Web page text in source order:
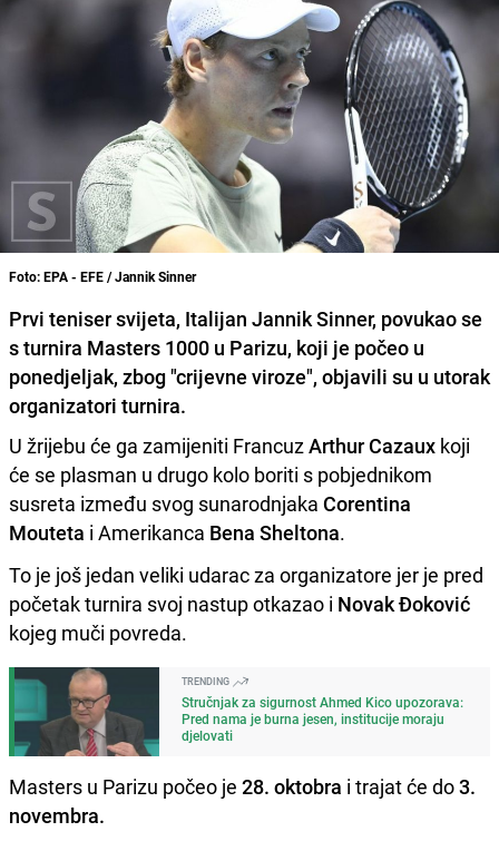
Foto: EPA - EFE / Jannik Sinner
Prvi teniser svijeta, Italijan Jannik Sinner, povukao se
s turnira Masters 1000 u Parizu, koji je počeo u
ponedjeljak, zbog "crijevne viroze", objavili su u utorak
organizatori turnira.
U žrijebu će ga zamijeniti FrancuzArthur Cazaux koji
će se plasman u drugo kolo boriti s pobjednikom
susreta između svog sunarodnjaka Corentina
Mouteta i Amerikanca Bena Sheltona.
To je još jedan veliki udarac za organizatore jer je pred
početak turnira svoj nastup otkazao i Novak Đoković
kojeg muči povreda.
TRENDING
Stručnjak za sigurnost Ahmed Kico upozorava:
Pred nama je burna jesen, institucije moraju
djelovati
Masters u Parizu počeo je 28. oktobra i trajat će do3.
novembra.